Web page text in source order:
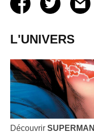
L'UNIVERS
Découvrir SUPERMAN